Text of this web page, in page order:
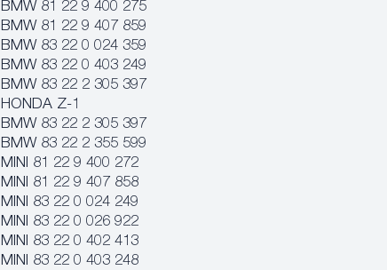
BMW 81 22 9 400 275
BMW 81 22 9 407 859
BMW 83 22 0 024 359
BMW 83 22 0 403 249
BMW 83 22 2 305 397
HONDA Z-1
BMW 83 22 2 305 397
BMW 83 22 2 355 599
MINI 81 22 9 400 272
MINI 81 22 9 407 858
MINI 83 22 0 024 249
MINI 83 22 0 026 922
MINI 83 22 0 402 413
MINI 83 22 0 403 248